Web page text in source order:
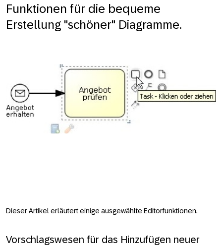
Funktionen für die bequeme
Erstellung "schöner" Diagramme.
Dieser Artikel erläutert einige ausgewählte Editorfunktionen.
Vorschlagswesen für das Hinzufügen neuer